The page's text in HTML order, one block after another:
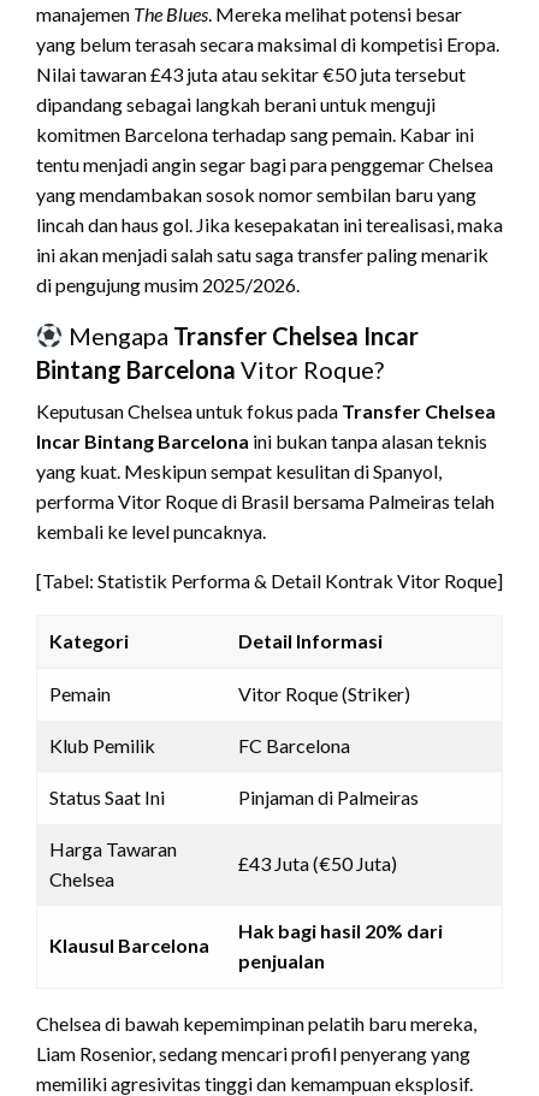
manajemen The Blues . Mereka melihat potensi besar
yang belum terasah secara maksimal di kompetisi Eropa.
Nilai tawaran £43 juta atau sekitar €50 juta tersebut
dipandang sebagai langkah berani untuk menguji
komitmen Barcelona terhadap sang pemain. Kabar ini
tentu menjadi angin segar bagi para penggemar Chelsea
yang mendambakan sosok nomor sembilan baru yang
lincah dan haus gol. Jika kesepakatan ini terealisasi, maka
ini akan menjadi salah satu saga transfer paling menarik
di pengujung musim 2025/2026.
Mengapa Transfer Chelsea Incar
Bintang Barcelona Vitor Roque?
Keputusan Chelsea untuk fokus pada Transfer Chelsea
Incar Bintang Barcelona ini bukan tanpa alasan teknis
yang kuat. Meskipun sempat kesulitan di Spanyol,
performa Vitor Roque di Brasil bersama Palmeiras telah
kembali ke level puncaknya.
[Tabel: Statistik Performa & Detail Kontrak Vitor Roque]
Kategori Detail Informasi
Pemain Vitor Roque (Striker)
Klub Pemilik FC Barcelona
Status Saat Ini Pinjaman di Palmeiras
Harga Tawaran
Chelsea
£43 Juta (€50 Juta)
Klausul Barcelona
Hak bagi hasil 20% dari
penjualan
Chelsea di bawah kepemimpinan pelatih baru mereka,
Liam Rosenior, sedang mencari profil penyerang yang
memiliki agresivitas tinggi dan kemampuan eksplosif.